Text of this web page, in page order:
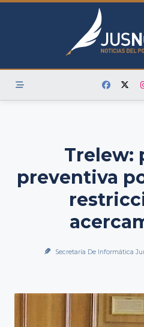
Skip
Trelew:
preventiva
Secretaría De Informática